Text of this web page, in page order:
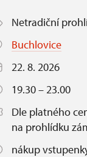
Netradiční
Buchlovice
22. 8. 2026
19.30 – 23.00
Dle platného
na prohlídku
nákup